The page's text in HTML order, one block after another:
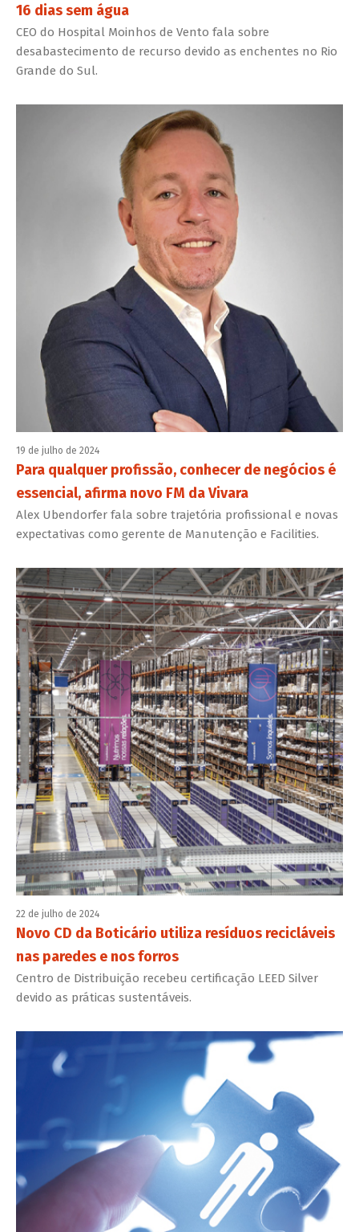
16 dias sem água
CEO do Hospital Moinhos de Vento fala sobre
desabastecimento de recurso devido as enchentes no Rio
Grande do Sul.
19 de julho de 2024
Para qualquer profissão, conhecer de negócios é
essencial, afirma novo FM da Vivara
Alex Ubendorfer fala sobre trajetória profissional e novas
expectativas como gerente de Manutenção e Facilities.
22 de julho de 2024
Novo CD da Boticário utiliza resíduos recicláveis
nas paredes e nos forros
Centro de Distribuição recebeu certificação LEED Silver
devido as práticas sustentáveis.